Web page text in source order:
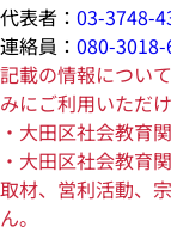
代表者： 03-3748-
連絡員： 080-3018-
記載の情報につい
みにご利用いただけ
・大田区社会教育
・大田区社会教育
取材、営利活動、
ん。